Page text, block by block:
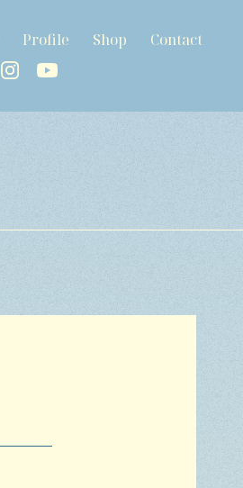
Profile Shop Contact